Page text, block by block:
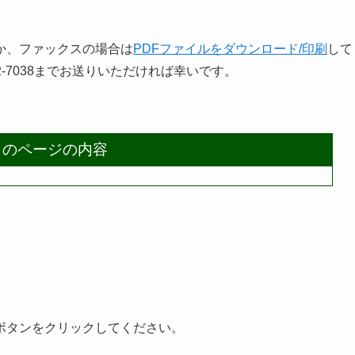
、ファックスの場合はPDFファイルをダウンロード/印刷 して
までお送りいただければ幸いです。
ページの内容
ンをクリックしてください。